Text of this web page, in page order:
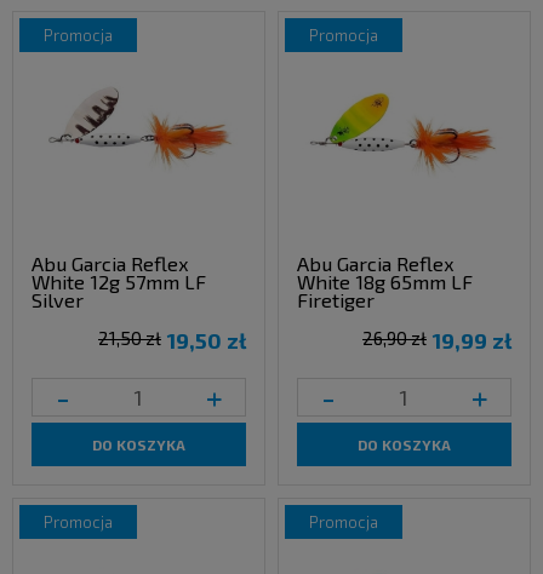
Abu Garcia Reflex
White 12g 57mm LF
Silver
19,50 zł
21,50 zł
- +
DO KOSZYKA
promocja
Abu Garcia Reflex
White 18g 65mm LF
Firetiger
19,99 zł
26,90 zł
- +
DO KOSZYKA
promocja
promocja promocja